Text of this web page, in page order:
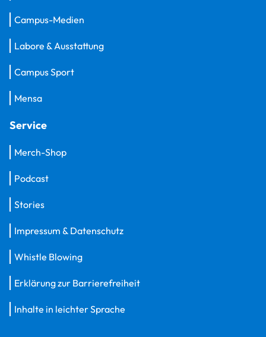
Campus-Medien
Labore & Ausstattung
Campus Sport
Mensa
Service
Merch-Shop
Podcast
Stories
Impressum & Datenschutz
Whistle Blowing
Erklärung zur Barrierefreiheit
Inhalte in leichter Sprache